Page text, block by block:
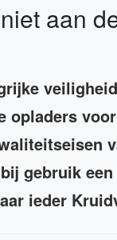
aan
opladers
gebruik
ieder